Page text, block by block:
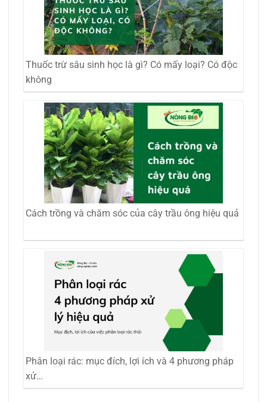
Thuốc trừ sâu sinh học là gì? Có mấy loại? Có độc
không
Cách trồng và chăm sóc của cây trầu ông hiệu quả
Phân loại rác: mục đích, lợi ích và 4 phương pháp
xử…